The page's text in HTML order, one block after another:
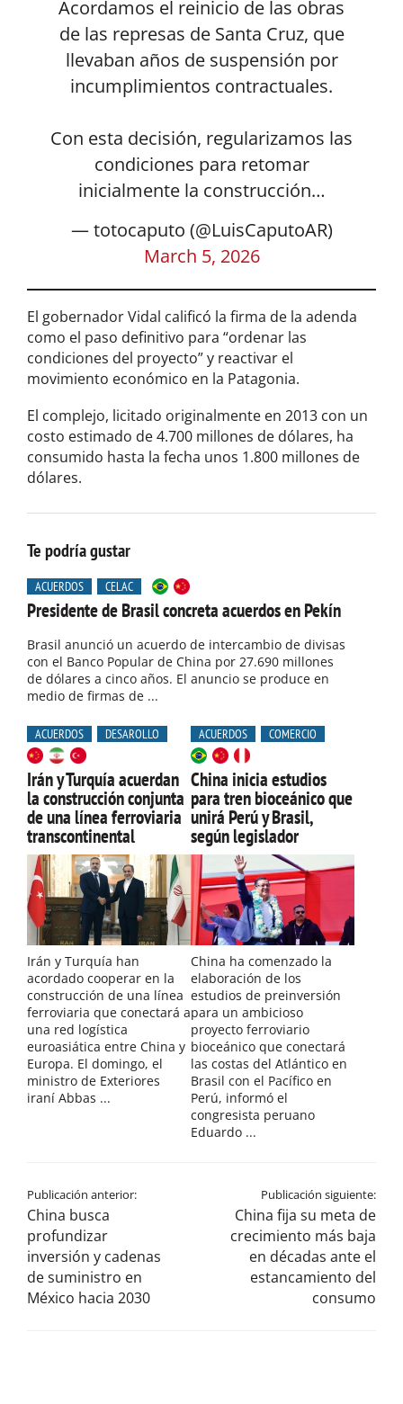
Acordamos el reinicio de las obras
de las represas de Santa Cruz, que
llevaban años de suspensión por
incumplimientos contractuales.
Con esta decisión, regularizamos las
condiciones para retomar
inicialmente la construcción…
— totocaputo (@LuisCaputoAR)
March 5, 2026
El gobernador Vidal calificó la firma de la adenda
como el paso definitivo para “ordenar las
condiciones del proyecto” y reactivar el
movimiento económico en la Patagonia.
El complejo, licitado originalmente en 2013 con un
costo estimado de 4.700 millones de dólares, ha
consumido hasta la fecha unos 1.800 millones de
dólares.
Te podría gustar
ACUERDOS CELAC
Presidente de Brasil concreta acuerdos en Pekín
Brasil anunció un acuerdo de intercambio de divisas
con el Banco Popular de China por 27.690 millones
de dólares a cinco años. El anuncio se produce en
medio de firmas de ...
ACUERDOS DESAROLLO
Irán y Turquía acuerdan
la construcción conjunta
de una línea ferroviaria
transcontinental
Irán y Turquía han
acordado cooperar en la
construcción de una línea
ferroviaria que conectará a
una red logística
euroasiática entre China y
Europa. El domingo, el
ministro de Exteriores
iraní Abbas ...
ACUERDOS COMERCIO
China inicia estudios
para tren bioceánico que
unirá Perú y Brasil,
según legislador
China ha comenzado la
elaboración de los
estudios de preinversión
para un ambicioso
proyecto ferroviario
bioceánico que conectará
las costas del Atlántico en
Brasil con el Pacífico en
Perú, informó el
congresista peruano
Eduardo ...
Publicación anterior:
China busca
profundizar
inversión y cadenas
de suministro en
México hacia 2030
Publicación siguiente:
China fija su meta de
crecimiento más baja
en décadas ante el
estancamiento del
consumo